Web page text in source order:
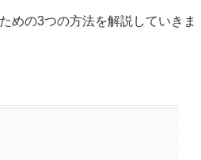
めの3つの方法を解説していきま